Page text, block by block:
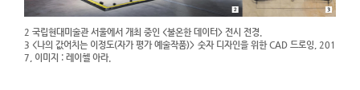
2 국립현대미술관 서울에서 개최 중인 <불온한 데이터> 전시 전경.
3 <나의 값어치는 이정도(자가 평가 예술작품)> 숫자 디자인을 위한 CAD 드로잉, 201
7, 이미지 : 레이첼 아라.